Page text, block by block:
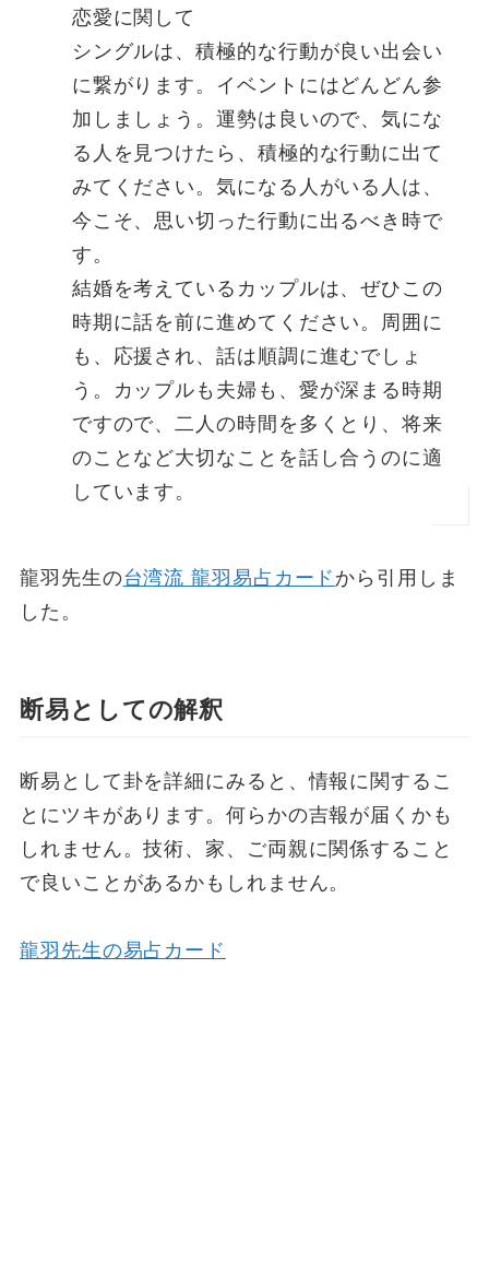
恋愛に関して
シングルは、積極的な行動が良い出会い
に繋がります。イベントにはどんどん参
加しましょう。運勢は良いので、気にな
る人を見つけたら、積極的な行動に出て
みてください。気になる人がいる人は、
今こそ、思い切った行動に出るべき時で
す。
結婚を考えているカップルは、ぜひこの
時期に話を前に進めてください。周囲に
も、応援され、話は順調に進むでしょ
う。カップルも夫婦も、愛が深まる時期
ですので、二人の時間を多くとり、将来
のことなど大切なことを話し合うのに適
しています。
龍羽先生の台湾流 龍羽易占カードから引用しま
した。
断易としての解釈
断易として卦を詳細にみると、情報に関するこ
とにツキがあります。何らかの吉報が届くかも
しれません。技術、家、ご両親に関係すること
で良いことがあるかもしれません。
龍羽先生の易占カード